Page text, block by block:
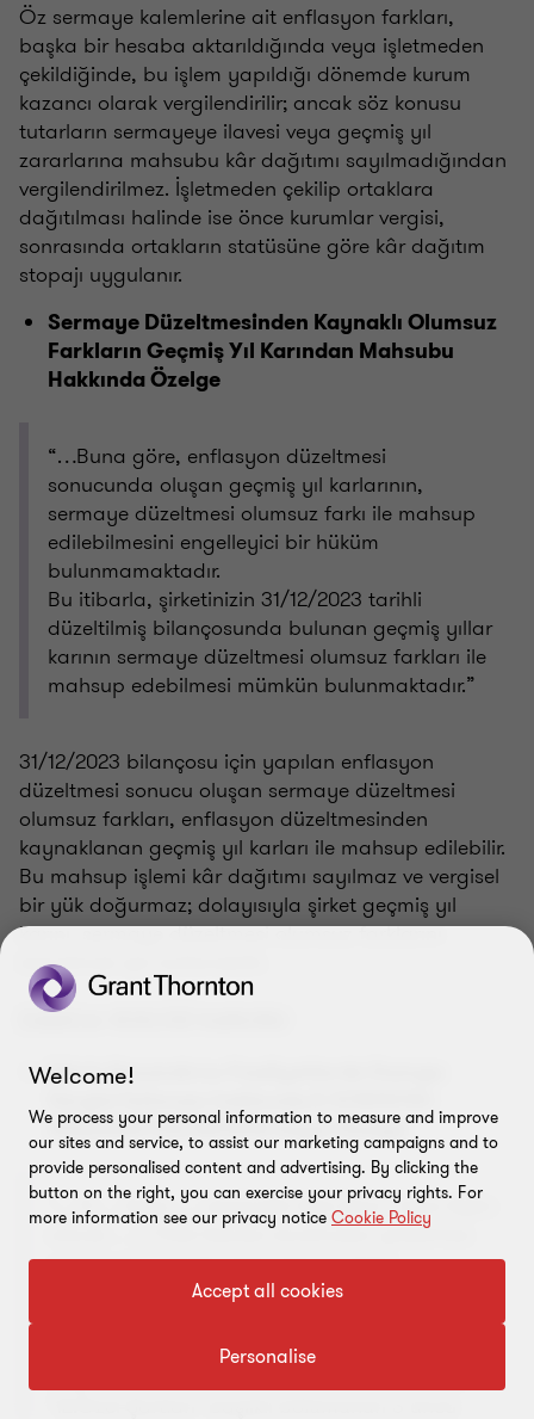
Öz sermaye kalemlerine ait enflasyon farkları,
başka bir hesaba aktarıldığında veya işletmeden
çekildiğinde, bu işlem yapıldığı dönemde kurum
kazancı olarak vergilendirilir; ancak söz konusu
tutarların sermayeye ilavesi veya geçmiş yıl
zararlarına mahsubu kâr dağıtımı sayılmadığından
vergilendirilmez. İşletmeden çekilip ortaklara
dağıtılması halinde ise önce kurumlar vergisi,
sonrasında ortakların statüsüne göre kâr dağıtım
stopajı uygulanır.
Sermaye Düzeltmesinden Kaynaklı Olumsuz
Farkların Geçmiş Yıl Karından Mahsubu
Hakkında Özelge
“…Buna göre, enflasyon düzeltmesi
sonucunda oluşan geçmiş yıl karlarının,
sermaye düzeltmesi olumsuz farkı ile mahsup
edilebilmesini engelleyici bir hüküm
bulunmamaktadır.
Bu itibarla, şirketinizin 31/12/2023 tarihli
düzeltilmiş bilançosunda bulunan geçmiş yıllar
karının sermaye düzeltmesi olumsuz farkları ile
mahsup edebilmesi mümkün bulunmaktadır.”
31/12/2023 bilançosu için yapılan enflasyon
düzeltmesi sonucu oluşan sermaye düzeltmesi
olumsuz farkları, enflasyon düzeltmesinden
kaynaklanan geçmiş yıl karları ile mahsup edilebilir.
Bu mahsup işlemi kâr dağıtımı sayılmaz ve vergisel
bir yük doğurmaz; dolayısıyla şirket geçmiş yıl
karını, sermaye düzeltmesi olumsuz farklarını
kapatmak için kullanabilir.
DAMGA VERGİSİ KANUNU
Döviz Kazandırıcı Faaliyetlerde Damga
155[2025/43]-507698 Sayılı Özelge
"… İli … İlçesi … Jeneratör Mal Alımı" işine ilişkin
olarak … İl Özel İdaresi tarafından şirketinize
yapılacak hakediş ödemelerine ilişkin
düzenlenecek kağıtların, Ticaret Bakanlığı
adına düzenlenen …/…/2025 tarihli ve 2025/…
Welcome!
We process your personal information to measure and improve
our sites and service, to assist our marketing campaigns and to
provide personalised content and advertising. By clicking the
button on the right, you can exercise your privacy rights. For
more information see our privacy notice Cookie Policy
Accept all cookies
Personalise